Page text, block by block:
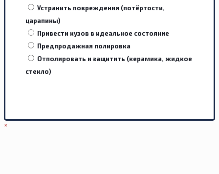
Устранить повреждения (потёртости,
царапины)
Привести кузов в идеальное состояние
Предпродажная полировка
Отполировать и защитить (керамика, жидкое
стекло)
×